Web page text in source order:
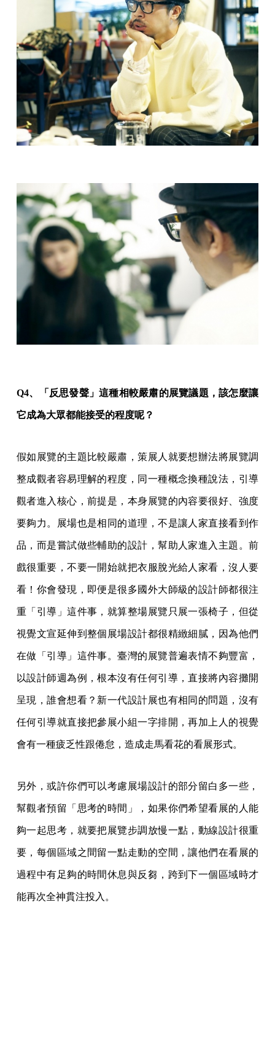
Q4、「反思發聲」這種相較嚴肅的展覽議題，該怎麼讓
它成為大眾都能接受的程度呢？
假如展覽的主題比較嚴肅，策展人就要想辦法將展覽調
整成觀者容易理解的程度，同一種概念換種說法，引導
觀者進入核心，前提是，本身展覽的內容要很好、強度
要夠力。展場也是相同的道理，不是讓人家直接看到作
品，而是嘗試做些輔助的設計，幫助人家進入主題。前
戲很重要，不要一開始就把衣服脫光給人家看，沒人要
看！你會發現，即便是很多國外大師級的設計師都很注
重「引導」這件事，就算整場展覽只展一張椅子，但從
視覺文宣延伸到整個展場設計都很精緻細膩，因為他們
在做「引導」這件事。臺灣的展覽普遍表情不夠豐富，
以設計師週為例，根本沒有任何引導，直接將內容攤開
呈現，誰會想看？新一代設計展也有相同的問題，沒有
任何引導就直接把參展小組一字排開，再加上人的視覺
會有一種疲乏性跟倦怠，造成走馬看花的看展形式。
另外，或許你們可以考慮展場設計的部分留白多一些，
幫觀者預留「思考的時間」，如果你們希望看展的人能
夠一起思考，就要把展覽步調放慢一點，動線設計很重
要，每個區域之間留一點走動的空間，讓他們在看展的
過程中有足夠的時間休息與反芻，跨到下一個區域時才
能再次全神貫注投入。